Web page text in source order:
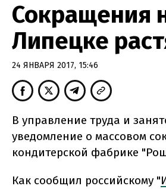
Сокращения
Липецке
24 ЯНВАРЯ 2017, 15:46
В управление труда и
уведомление о массовом
кондитерской фабрике
Как сообщил российскому "